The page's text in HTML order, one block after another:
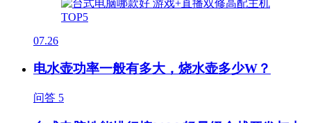
07.26
电水壶功率一般有多大，烧水壶多少W？
问答 5